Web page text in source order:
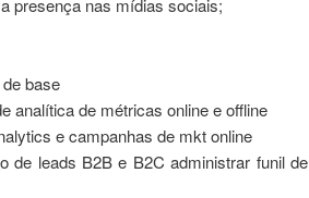
presença nas mídias sociais;
base
analítica de métricas online e offline
e campanhas de mkt online
de leads B2B e B2C administrar funil de